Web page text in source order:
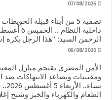
07/08/2026
تصفية 5 من أبناء قبيلة
الرحمن السيد: “هذا الرجل يكره
06/08/2026
الأمن المصري يقتحم منازل
ومقتنيات وتصاعد الانتهاكات
الطعام والكهرباء والخبز وشبح